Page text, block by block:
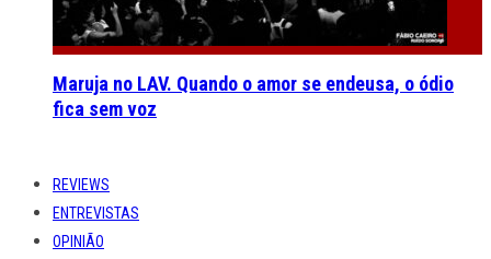
Maruja no LAV. Quando o amor se endeusa, o ódio
fica sem voz
REVIEWS
ENTREVISTAS
OPINIÃO